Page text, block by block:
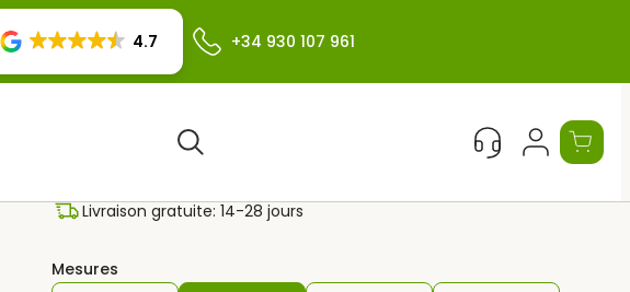
4.7 +34 930 107 961
Rechercher
Pergola bois CANNES
Livraison gratuite: 14-28 jours
Mesures